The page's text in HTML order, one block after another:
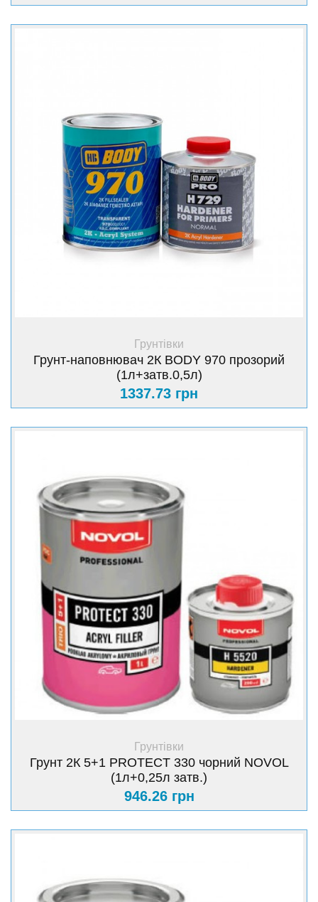
+ Купити
Грунтівки
Грунт-наповнювач 2К BODY 970 прозорий
(1л+затв.0,5л)
1337.73 грн
+ Купити
Грунтівки
Грунт 2К 5+1 PROTECT 330 чорний NOVOL
(1л+0,25л затв.)
946.26 грн